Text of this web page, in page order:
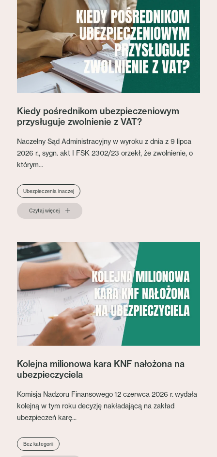
Kiedy pośrednikom ubezpieczeniowym
przysługuje zwolnienie z VAT?
Naczelny Sąd Administracyjny w wyroku z dnia z 9 lipca
2026 r., sygn. akt I FSK 2302/23 orzekł, że zwolnienie, o
którym...
Ubezpieczenia inaczej
Czytaj więcej
Kolejna milionowa kara KNF nałożona na
ubezpieczyciela
Komisja Nadzoru Finansowego 12 czerwca 2026 r. wydała
kolejną w tym roku decyzję nakładającą na zakład
ubezpieczeń karę...
Bez kategorii